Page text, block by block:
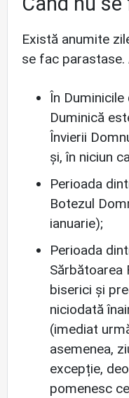
Există anumite
se fac parastase.
În Duminicile
Duminică
Învierii
și, în niciun
Perioada
Botezul
ianuarie);
Perioada
Sărbătoarea
biserici și
niciodată
(imediat
asemenea,
excepție,
pomenesc